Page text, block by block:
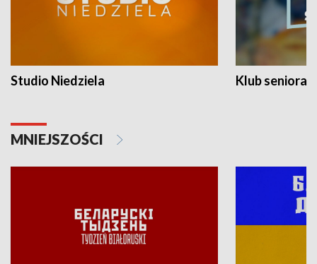
Studio Niedziela Klub seniora
MNIEJSZOŚCI